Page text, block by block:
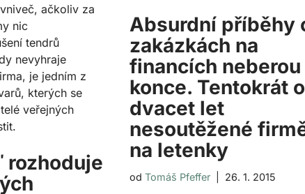
ačkoliv za
nic
tendrů
nevyhraje
je jedním z
kterých se
veřejných
Absurdní příběhy
zakázkách na
financích neberou
konce. Tentokrát o
dvacet let
nesoutěžené
na letenky
od Tomáš Pfeffer 26. 1. 2015
rozhoduje